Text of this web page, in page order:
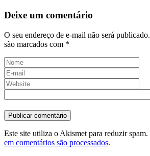
Deixe um comentário
O seu endereço de e-mail não será publicado.
são marcados com *
Este site utiliza o Akismet para reduzir spam.
em comentários são processados.